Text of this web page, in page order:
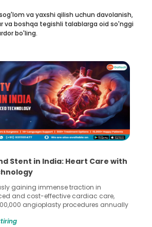
va yaxshi qilish uchun davolanish,
va boshqa tegishli talablarga oid so'nggi
bo'ling.
Stent in India: Heart Care with
gaining immense traction in
and cost-effective cardiac care,
angioplasty procedures annually
for treatments like angioplasty and